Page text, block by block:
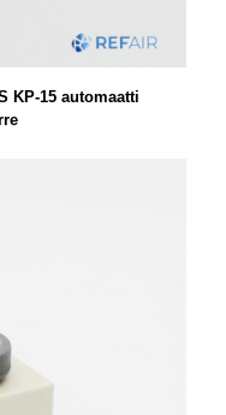
KP-15 automaatti